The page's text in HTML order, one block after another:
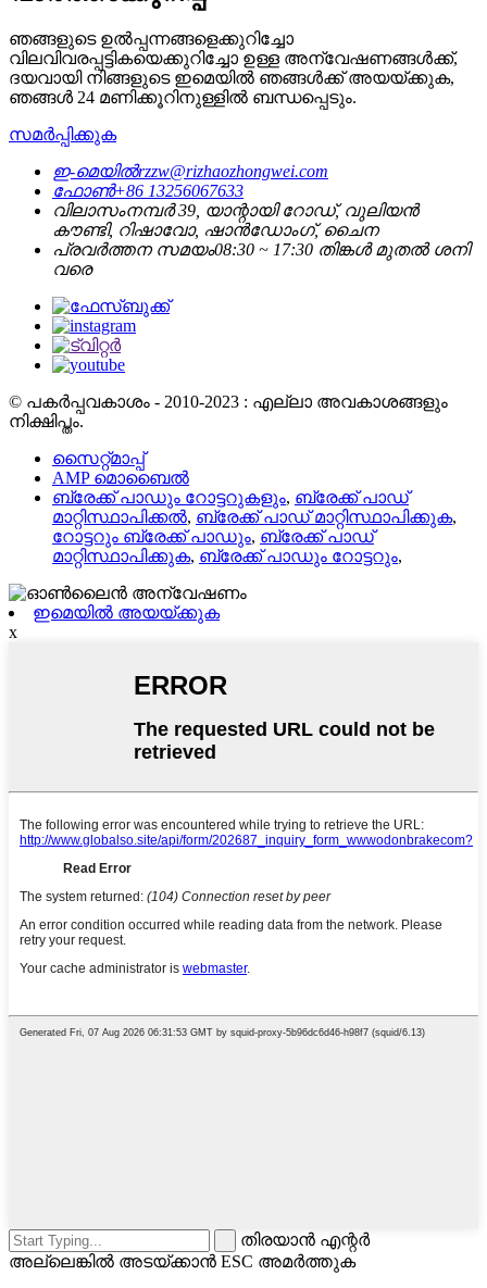
ഞങ്ങളുടെ ഉൽപ്പന്നങ്ങളെക്കുറിച്ചോ
വിലവിവരപ്പട്ടികയെക്കുറിച്ചോ ഉള്ള അന്വേഷണങ്ങൾക്ക്,
ദയവായി നിങ്ങളുടെ ഇമെയിൽ ഞങ്ങൾക്ക് അയയ്ക്കുക,
ഞങ്ങൾ 24 മണിക്കൂറിനുള്ളിൽ ബന്ധപ്പെടും.
സമർപ്പിക്കുക
ഇ-മെയിൽrzzw@rizhaozhongwei.com
ഫോൺ+86 13256067633
വിലാസംനമ്പർ 39, യാന്റായി റോഡ്, വുലിയൻ
കൗണ്ടി, റിഷാവോ, ഷാൻഡോംഗ്, ചൈന
പ്രവർത്തന സമയം08:30 ~ 17:30 തിങ്കൾ മുതൽ ശനി
വരെ
© പകർപ്പവകാശം - 2010-2023 : എല്ലാ അവകാശങ്ങളും
നിക്ഷിപ്തം.
സൈറ്റ്മാപ്പ്
AMP മൊബൈൽ
ബ്രേക്ക് പാഡും റോട്ടറുകളും, ബ്രേക്ക് പാഡ്
മാറ്റിസ്ഥാപിക്കൽ, ബ്രേക്ക് പാഡ് മാറ്റിസ്ഥാപിക്കുക,
റോട്ടറും ബ്രേക്ക് പാഡും, ബ്രേക്ക് പാഡ്
മാറ്റിസ്ഥാപിക്കുക, ബ്രേക്ക് പാഡും റോട്ടറും,
ഇമെയിൽ അയയ്ക്കുക
x
തിരയാൻ എന്റർ
അല്ലെങ്കിൽ അടയ്ക്കാൻ ESC അമർത്തുക